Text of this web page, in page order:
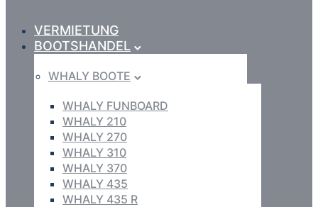
VERMIETUNG
BOOTSHANDEL
WHALY BOOTE
WHALY FUNBOARD
WHALY 210
WHALY 270
WHALY 310
WHALY 370
WHALY 435
WHALY 435 R